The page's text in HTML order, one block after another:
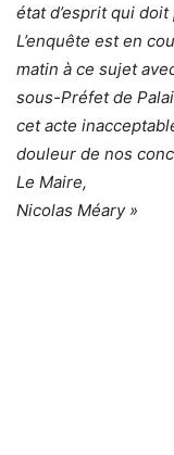
état d’esprit qui
L’enquête est en
matin à ce sujet
sous-Préfet de
cet acte
douleur de nos
Le Maire,
Nicolas Méary »